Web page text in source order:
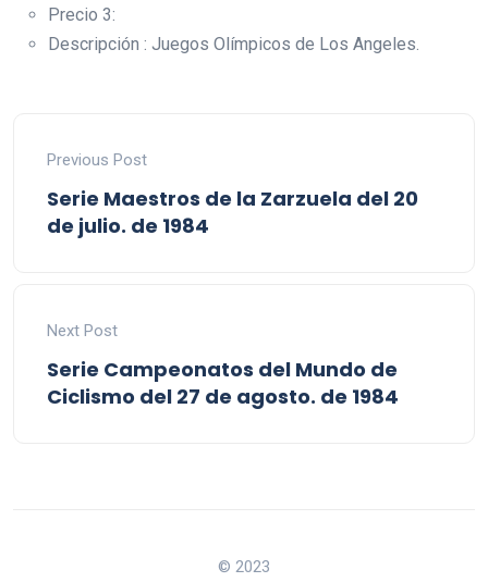
Precio 3:
Descripción : Juegos Olímpicos de Los Angeles.
Previous Post
Serie Maestros de la Zarzuela del 20
de julio. de 1984
Next Post
Serie Campeonatos del Mundo de
Ciclismo del 27 de agosto. de 1984
© 2023